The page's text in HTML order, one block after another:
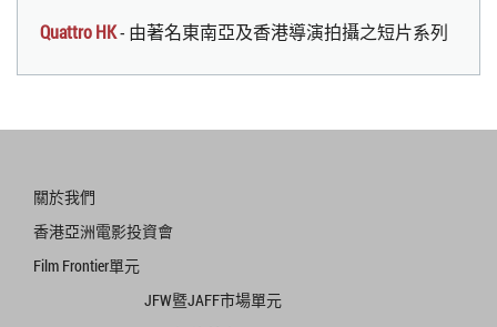
Quattro HK- 由著名東南亞及香港導演拍攝之短片系列
關於我們
香港亞洲電影投資會
Film Frontier單元
JFW暨JAFF市場單元